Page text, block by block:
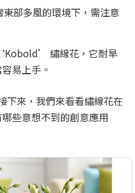
東部多風的環境下，需注意
繡線花，它耐旱
易上手。
下來，我們來看看繡線花在
些意想不到的創意應用